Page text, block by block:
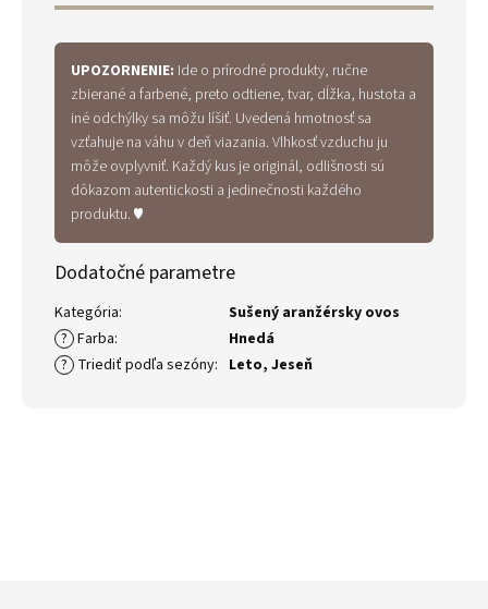
UPOZORNENIE: Ide o prírodné produkty, ručne
zbierané a farbené, preto odtiene, tvar, dĺžka, hustota a
iné odchýlky sa môžu líšiť. Uvedená hmotnosť sa
vzťahuje na váhu v deň viazania. Vlhkosť vzduchu ju
môže ovplyvniť. Každý kus je originál, odlišnosti sú
dôkazom autentickosti a jedinečnosti každého
produktu. ♥
Dodatočné parametre
Kategória:
Sušený aranžérsky ovos
? Farba:
Hnedá
? Triediť podľa sezóny: Leto, Jeseň